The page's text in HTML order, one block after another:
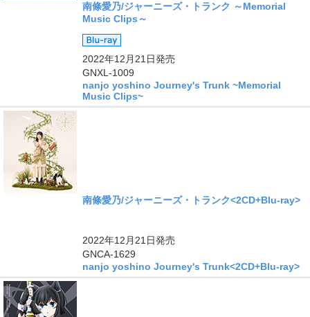
南條愛乃/ジャーニーズ・トランク ～Memorial
Music Clips～
2022年12月21日発売
GNXL-1009
nanjo yoshino Journey's Trunk ~Memorial
Music Clips~
南條愛乃/ジャーニーズ・トランク<2CD+Blu-ray>
2022年12月21日発売
GNCA-1629
nanjo yoshino Journey's Trunk<2CD+Blu-ray>